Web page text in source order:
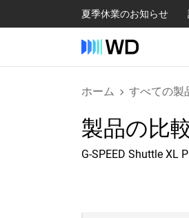
夏季休業のお知らせ
ホーム すべての製
製品の比
G-SPEED Shuttle XL